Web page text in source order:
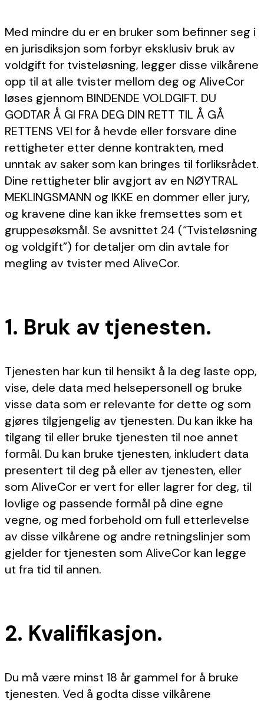
Med mindre du er en bruker som befinner seg i
en jurisdiksjon som forbyr eksklusiv bruk av
voldgift for tvisteløsning, legger disse vilkårene
opp til at alle tvister mellom deg og AliveCor
løses gjennom BINDENDE VOLDGIFT. DU
GODTAR Å GI FRA DEG DIN RETT TIL Å GÅ
RETTENS VEI for å hevde eller forsvare dine
rettigheter etter denne kontrakten, med
unntak av saker som kan bringes til forliksrådet.
Dine rettigheter blir avgjort av en NØYTRAL
MEKLINGSMANN og IKKE en dommer eller jury,
og kravene dine kan ikke fremsettes som et
gruppesøksmål. Se avsnittet ‎24 (“Tvisteløsning
og voldgift”) for detaljer om din avtale for
megling av tvister med AliveCor.
1. Bruk av tjenesten.
Tjenesten har kun til hensikt å la deg laste opp,
vise, dele data med helsepersonell og bruke
visse data som er relevante for dette og som
gjøres tilgjengelig av tjenesten. Du kan ikke ha
tilgang til eller bruke tjenesten til noe annet
formål. Du kan bruke tjenesten, inkludert data
presentert til deg på eller av tjenesten, eller
som AliveCor er vert for eller lagrer for deg, til
lovlige og passende formål på dine egne
vegne, og med forbehold om full etterlevelse
av disse vilkårene og andre retningslinjer som
gjelder for tjenesten som AliveCor kan legge
ut fra tid til annen.
2. Kvalifikasjon.
Du må være minst 18 år gammel for å bruke
tjenesten. Ved å godta disse vilkårene